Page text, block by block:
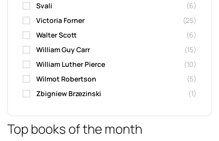
Svali
(6)
Victoria Forner
(25)
Walter Scott
(6)
William Guy Carr
(15)
William Luther Pierce
(10)
Wilmot Robertson
(5)
Zbigniew Brzezinski
(1)
Top books of the month